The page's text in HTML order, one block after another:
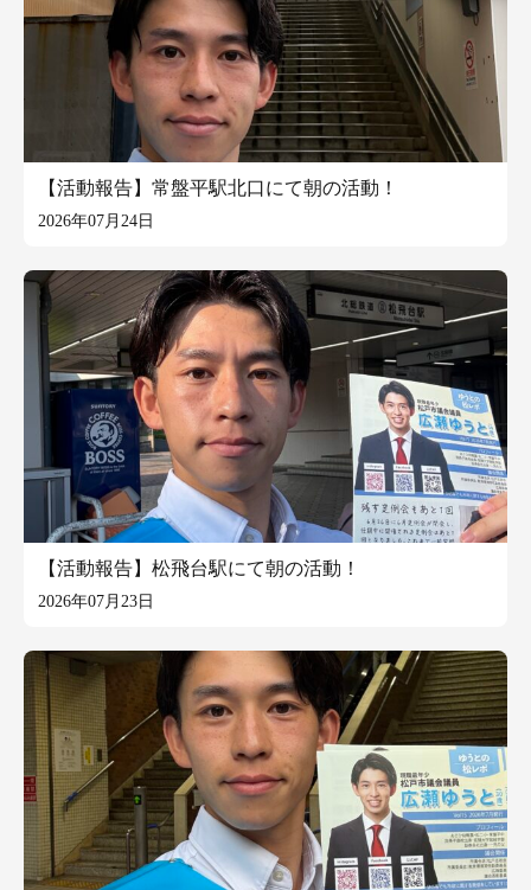
【活動報告】常盤平駅北口にて朝の活動！
2026年07月24日
【活動報告】松飛台駅にて朝の活動！
2026年07月23日